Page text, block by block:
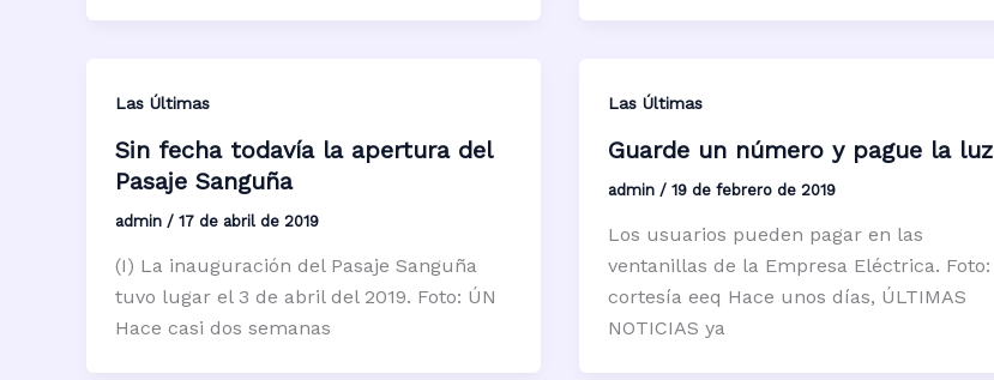
Las Últimas
Sin fecha todavía la apertura del
Pasaje Sanguña
admin / 17 de abril de 2019
(I) La inauguración del Pasaje Sanguña
tuvo lugar el 3 de abril del 2019. Foto: ÚN
Hace casi dos semanas
Las Últimas
Guarde un número y pague la luz
admin / 19 de febrero de 2019
Los usuarios pueden pagar en las
ventanillas de la Empresa Eléctrica. Foto:
cortesía eeq Hace unos días, ÚLTIMAS
NOTICIAS ya